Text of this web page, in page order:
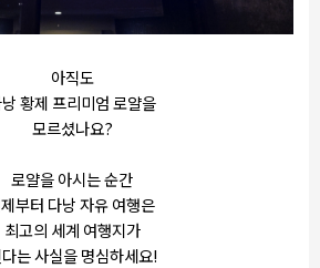
아직도
황제 프리미엄 로얄을
모르셨나요?
로얄을 아시는 순간
부터 다낭 자유 여행은
최고의 세계 여행지가
는 사실을 명심하세요!